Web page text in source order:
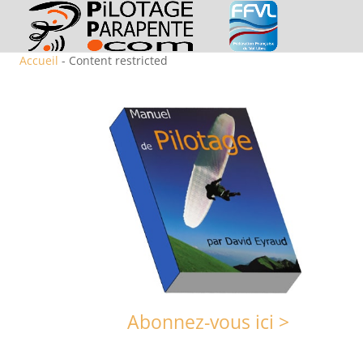
Accueil - Content restricted
Abonnez-vous ici >